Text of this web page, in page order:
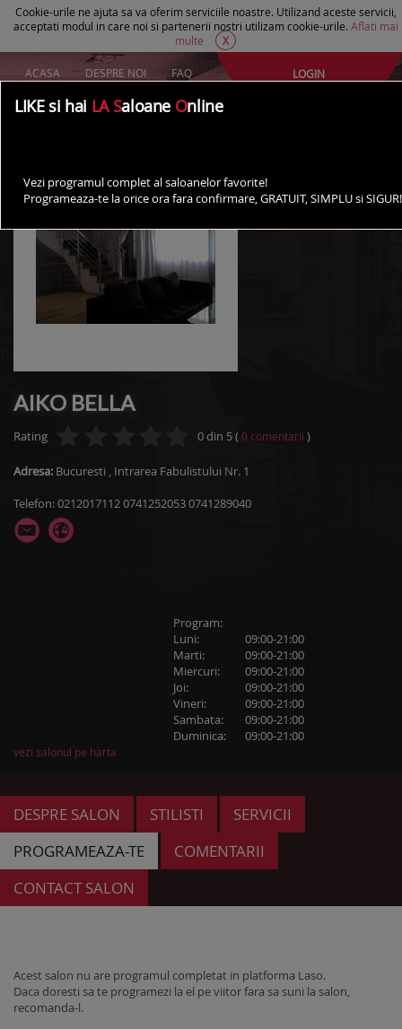
Cookie-urile ne ajuta sa va oferim serviciile noastre. Utilizand aceste servicii,
acceptati modul in care noi si partenerii nostri utilizam cookie-urile. Aflati mai
multe
X
ACASA DESPRE NOI FAQ
AI UN SALON?
LOGIN
AIKO BELLA
Rating 0din 5( 0 comentarii )
Adresa: Bucuresti , Intrarea Fabulistului Nr. 1
Telefon: 0212017112 0741252053 0741289040
Program:
Luni:
09:00-21:00
Marti:
09:00-21:00
Miercuri:
09:00-21:00
Joi:
09:00-21:00
Vineri:
09:00-21:00
Sambata:
09:00-21:00
Duminica:
09:00-21:00
vezi salonul pe harta
DESPRE SALON STILISTI
SERVICII
PROGRAMEAZA-TE
COMENTARII
CONTACT SALON
Acest salon nu are programul completat in platforma Laso.
Daca doresti sa te programezi la el pe viitor fara sa suni la salon,
recomanda-l.
LIKE si hai LA Saloane Online
Vezi programul complet al saloanelor favorite!
Programeaza-te la orice ora fara confirmare, GRATUIT, SIMPLU si SIGUR!